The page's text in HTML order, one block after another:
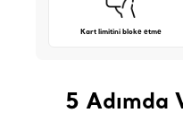
Kart limitini bloke etme
5 Adımda